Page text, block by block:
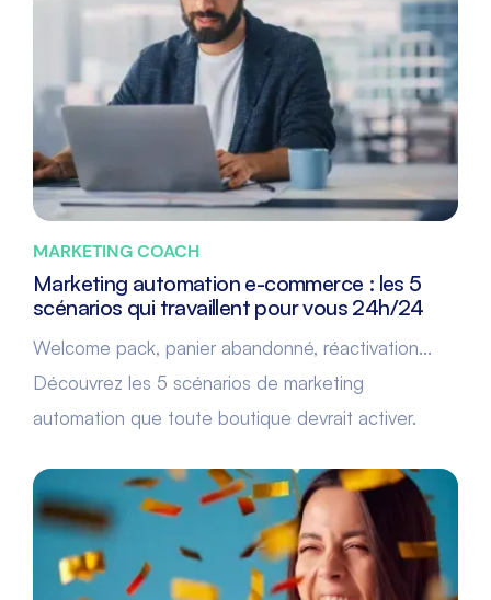
MARKETING COACH
Marketing automation e-commerce : les 5
scénarios qui travaillent pour vous 24h/24
Welcome pack, panier abandonné, réactivation...
Découvrez les 5 scénarios de marketing
automation que toute boutique devrait activer.